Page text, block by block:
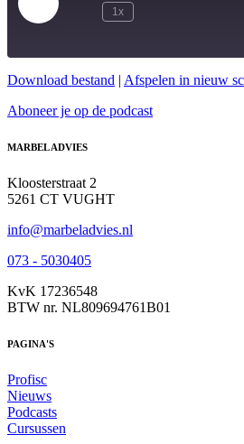
Play
Episode
1x
RSS FEED
Download bestand | Afspelen in nieuw
Aboneer je op de podcast
MARBEL ADVIES
Kloosterstraat 2
5261 CT VUGHT
info@marbeladvies.nl
073 - 5030405
KvK 17236548
BTW nr. NL809694761B01
PAGINA'S
Profisc
Nieuws
Podcasts
Cursussen